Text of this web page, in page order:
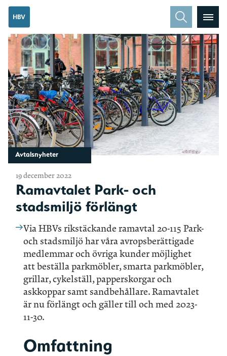
Avtalsnyheter
19 december 2022
Ramavtalet Park- och
stadsmiljö förlängt
Via HBVs rikstäckande ramavtal 20-115 Park-
och stadsmiljö har våra avropsberättigade
medlemmar och övriga kunder möjlighet
att beställa parkmöbler, smarta parkmöbler,
grillar, cykelställ, papperskorgar och
askkoppar samt sandbehållare. Ramavtalet
är nu förlängt och gäller till och med 2023-
11-30.
Omfattning